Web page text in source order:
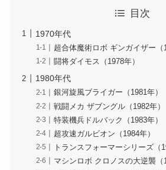
目次
1970年代
超合体魔術ロボ ギンガイザー（
闘将ダイモス（1978年）
1980年代
銀河旋風ブライガー（1981年）
戦闘メカ ザブングル（1982年）
特装機兵ドルバック（1983年）
超攻速ガルビオン（1984年）
トランスフォーマーシリーズ（
マシンロボ クロノスの大逆襲（